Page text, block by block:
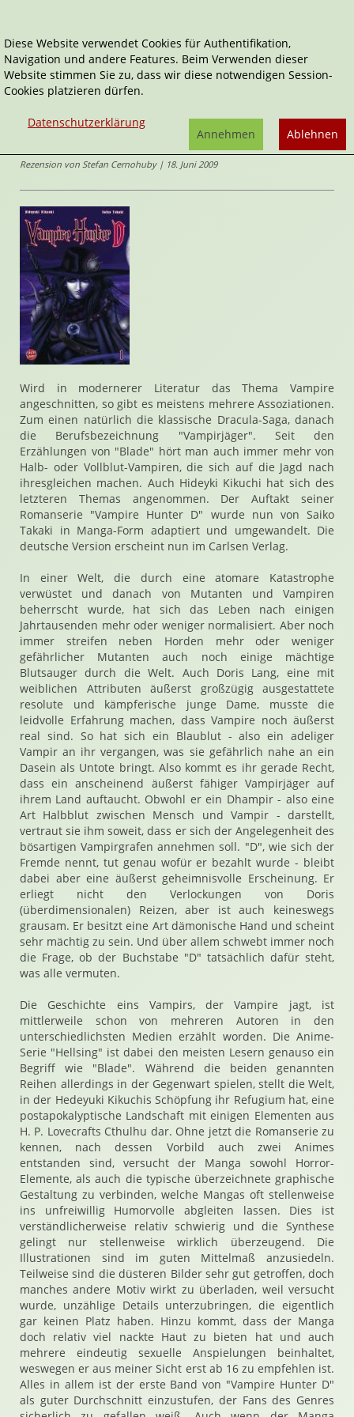
Home Comics Vampire Hunter D
Vampire Hunter D
Vampire Hunter D
Rezension von Stefan Cernohuby | 18. Juni 2009
Wird in modernerer Literatur das Thema Vampire
angeschnitten, so gibt es meistens mehrere Assoziationen.
Zum einen natürlich die klassische Dracula-Saga, danach
die Berufsbezeichnung "Vampirjäger". Seit den
Erzählungen von "Blade" hört man auch immer mehr von
Halb- oder Vollblut-Vampiren, die sich auf die Jagd nach
ihresgleichen machen. Auch Hideyki Kikuchi hat sich des
letzteren Themas angenommen. Der Auftakt seiner
Romanserie "Vampire Hunter D" wurde nun von Saiko
Takaki in Manga-Form adaptiert und umgewandelt. Die
deutsche Version erscheint nun im Carlsen Verlag.
In einer Welt, die durch eine atomare Katastrophe
verwüstet und danach von Mutanten und Vampiren
beherrscht wurde, hat sich das Leben nach einigen
Jahrtausenden mehr oder weniger normalisiert. Aber noch
immer streifen neben Horden mehr oder weniger
gefährlicher Mutanten auch noch einige mächtige
Blutsauger durch die Welt. Auch Doris Lang, eine mit
weiblichen Attributen äußerst großzügig ausgestattete
resolute und kämpferische junge Dame, musste die
leidvolle Erfahrung machen, dass Vampire noch äußerst
real sind. So hat sich ein Blaublut - also ein adeliger
Vampir an ihr vergangen, was sie gefährlich nahe an ein
Dasein als Untote bringt. Also kommt es ihr gerade Recht,
dass ein anscheinend äußerst fähiger Vampirjäger auf
ihrem Land auftaucht. Obwohl er ein Dhampir - also eine
Art Halbblut zwischen Mensch und Vampir - darstellt,
vertraut sie ihm soweit, dass er sich der Angelegenheit des
bösartigen Vampirgrafen annehmen soll. "D", wie sich der
Fremde nennt, tut genau wofür er bezahlt wurde - bleibt
dabei aber eine äußerst geheimnisvolle Erscheinung. Er
erliegt nicht den Verlockungen von Doris
(überdimensionalen) Reizen, aber ist auch keineswegs
grausam. Er besitzt eine Art dämonische Hand und scheint
sehr mächtig zu sein. Und über allem schwebt immer noch
die Frage, ob der Buchstabe "D" tatsächlich dafür steht,
was alle vermuten.
Die Geschichte eins Vampirs, der Vampire jagt, ist
mittlerweile schon von mehreren Autoren in den
unterschiedlichsten Medien erzählt worden. Die Anime-
Serie "Hellsing" ist dabei den meisten Lesern genauso ein
Begriff wie "Blade". Während die beiden genannten
Reihen allerdings in der Gegenwart spielen, stellt die Welt,
in der Hedeyuki Kikuchis Schöpfung ihr Refugium hat, eine
postapokalyptische Landschaft mit einigen Elementen aus
H. P. Lovecrafts Cthulhu dar. Ohne jetzt die Romanserie zu
kennen, nach dessen Vorbild auch zwei Animes
entstanden sind, versucht der Manga sowohl Horror-
Elemente, als auch die typische überzeichnete graphische
Gestaltung zu verbinden, welche Mangas oft stellenweise
ins unfreiwillig Humorvolle abgleiten lassen. Dies ist
verständlicherweise relativ schwierig und die Synthese
gelingt nur stellenweise wirklich überzeugend. Die
Illustrationen sind im guten Mittelmaß anzusiedeln.
Teilweise sind die düsteren Bilder sehr gut getroffen, doch
manches andere Motiv wirkt zu überladen, weil versucht
wurde, unzählige Details unterzubringen, die eigentlich
gar keinen Platz haben. Hinzu kommt, dass der Manga
doch relativ viel nackte Haut zu bieten hat und auch
mehrere eindeutig sexuelle Anspielungen beinhaltet,
weswegen er aus meiner Sicht erst ab 16 zu empfehlen ist.
Alles in allem ist der erste Band von "Vampire Hunter D"
als guter Durchschnitt einzustufen, der Fans des Genres
Diese Website verwendet Cookies für Authentifikation,
Navigation und andere Features. Beim Verwenden dieser
Website stimmen Sie zu, dass wir diese notwendigen Session-
Cookies platzieren dürfen.
Datenschutzerklärung
Ablehnen
Annehmen